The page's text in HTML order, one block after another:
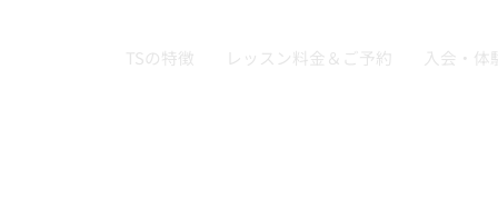
TSの特徴 レッスン料金＆ご予約 入会・体